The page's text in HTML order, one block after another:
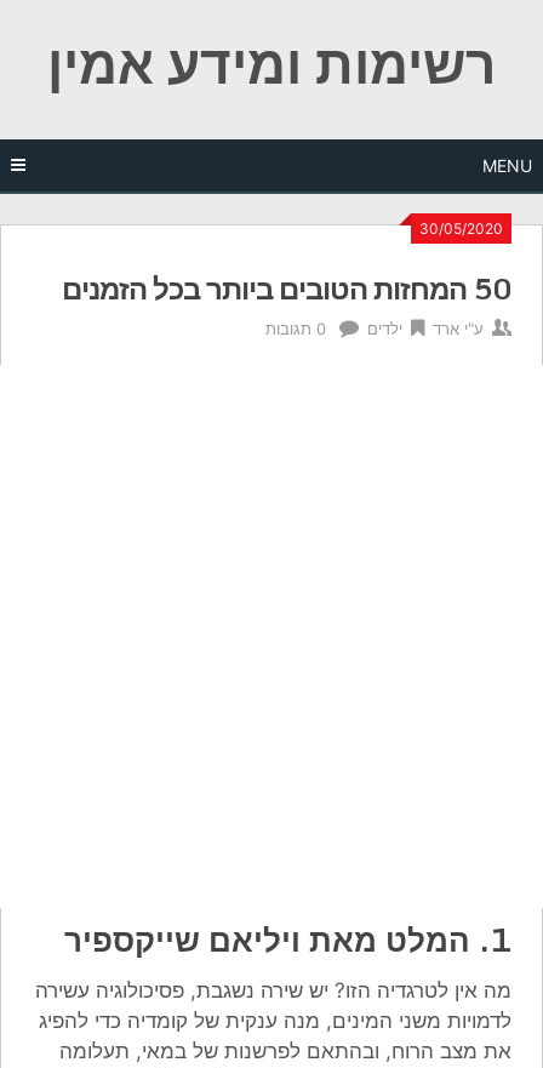
contentרשימות ומידע אמין
MENU
30/05/2020
50 המחזות הטובים ביותר בכל הזמנים
ע"י ארד ילדים 0 תגובות
1. המלט מאת ויליאם שייקספיר
מה אין לטרגדיה הזו? יש שירה נשגבת, פסיכולוגיה עשירה
לדמויות משני המינים, מנה ענקית של קומדיה כדי להפיג
את מצב הרוח, ובהתאם לפרשנות של במאי, תעלומה